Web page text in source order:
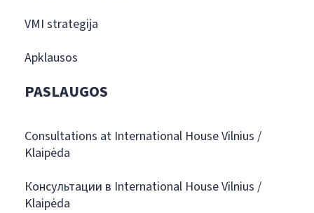
VMI strategija
Apklausos
PASLAUGOS
Consultations at International House Vilnius /
Klaipėda
Консультации в International House Vilnius /
Klaipėda